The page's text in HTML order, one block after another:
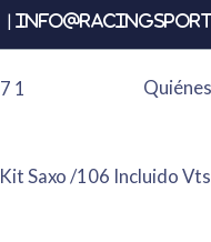
|
Kit Saxo /106 Incluido Vts